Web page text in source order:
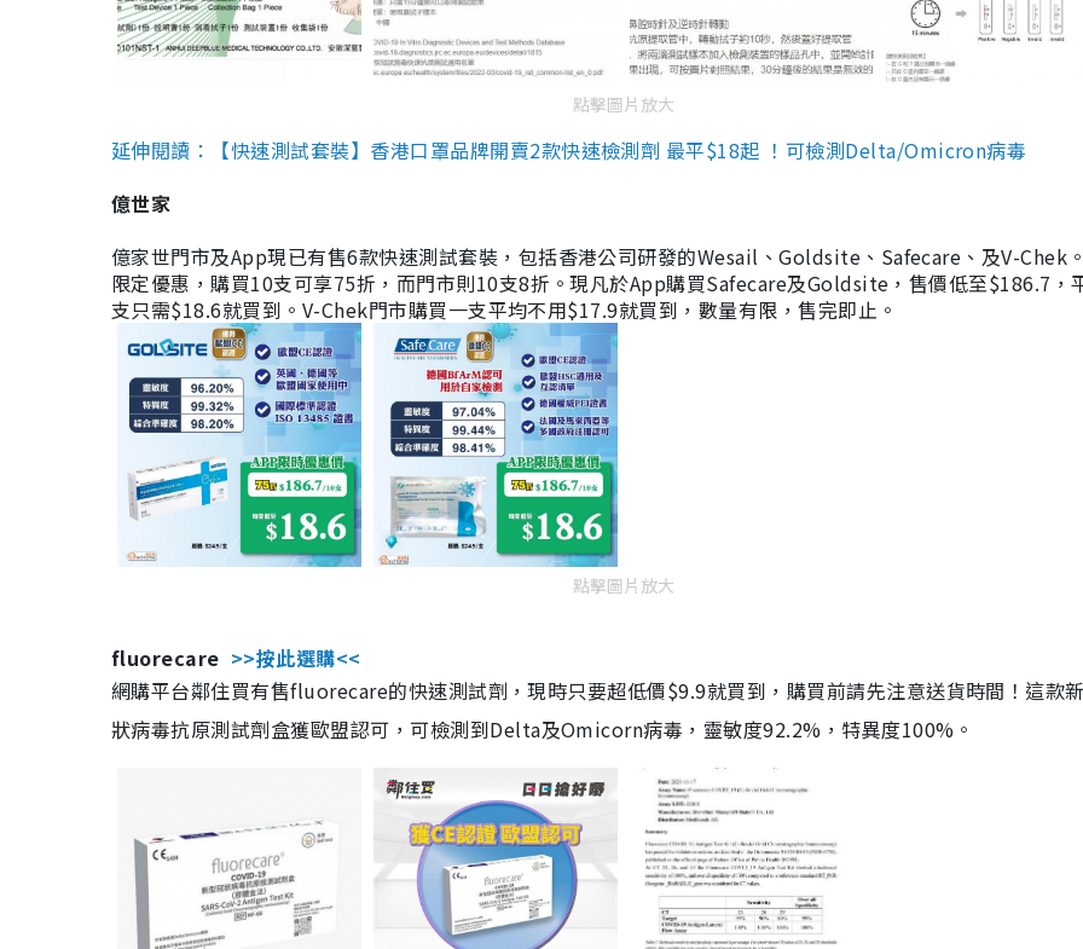
點擊圖片放大
延伸閱讀：【快速測試套裝】香港口罩品牌開賣2款快速檢測劑 最平$18起 ！可檢測Delta/Omicron病毒
億世家
億家世門市及App現已有售6款快速測試套裝，包括香港公司研發的Wesail、Goldsite、Safecare、及V-Chek
限定優惠，購買10支可享75折，而門市則10支8折。現凡於App購買Safecare及Goldsite，售價低至$186.7，
支只需$18.6就買到。V-Chek門市購買一支平均不用$17.9就買到，數量有限，售完即止。
點擊圖片放大
fluorecare >>按此選購<<
網購平台鄰住買有售fluorecare的快速測試劑，現時只要超低價$9.9就買到，購買前請先注意送貨時間！這款
狀病毒抗原測試劑盒獲歐盟認可，可檢測到Delta及Omicorn病毒，靈敏度92.2%，特異度100%。